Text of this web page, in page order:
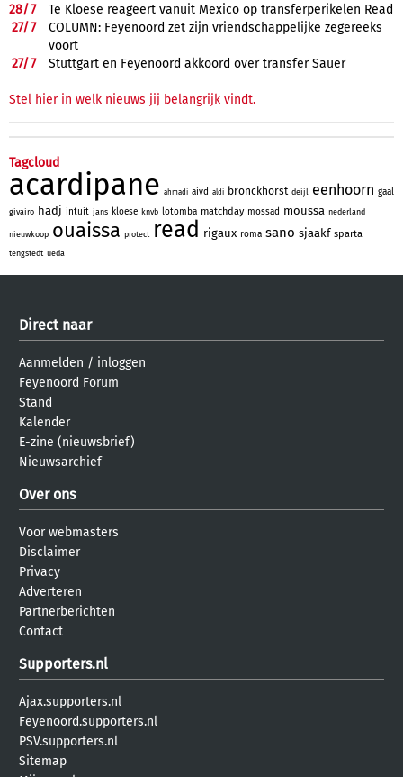
28/7
Te Kloese reageert vanuit Mexico op transferperikelen Read
27/7
COLUMN: Feyenoord zet zijn vriendschappelijke zegereeks
voort
27/7 Stuttgart en Feyenoord akkoord over transfer Sauer
Stel hier in welk nieuws jij belangrijk vindt.
Tagcloud
acardipane ahmadi aivd aldi bronckhorst deijl eenhoorn gaal
givairo hadj intuit jans kloese knvb lotomba matchday mossad moussa nederland
nieuwkoop ouaissa protect read rigaux roma sano sjaakf sparta
tengstedt ueda
Direct naar
Aanmelden / inloggen
Feyenoord Forum
Stand
Kalender
E-zine (nieuwsbrief)
Nieuwsarchief
Over ons
Voor webmasters
Disclaimer
Privacy
Adverteren
Partnerberichten
Contact
Supporters.nl
Ajax.supporters.nl
Feyenoord.supporters.nl
PSV.supporters.nl
Sitemap